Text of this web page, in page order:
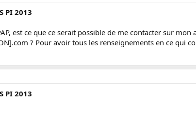
PI 2013
est ce que ce serait possible de me contacter sur mon
? Pour avoir tous les renseignements en ce qui
PI 2013